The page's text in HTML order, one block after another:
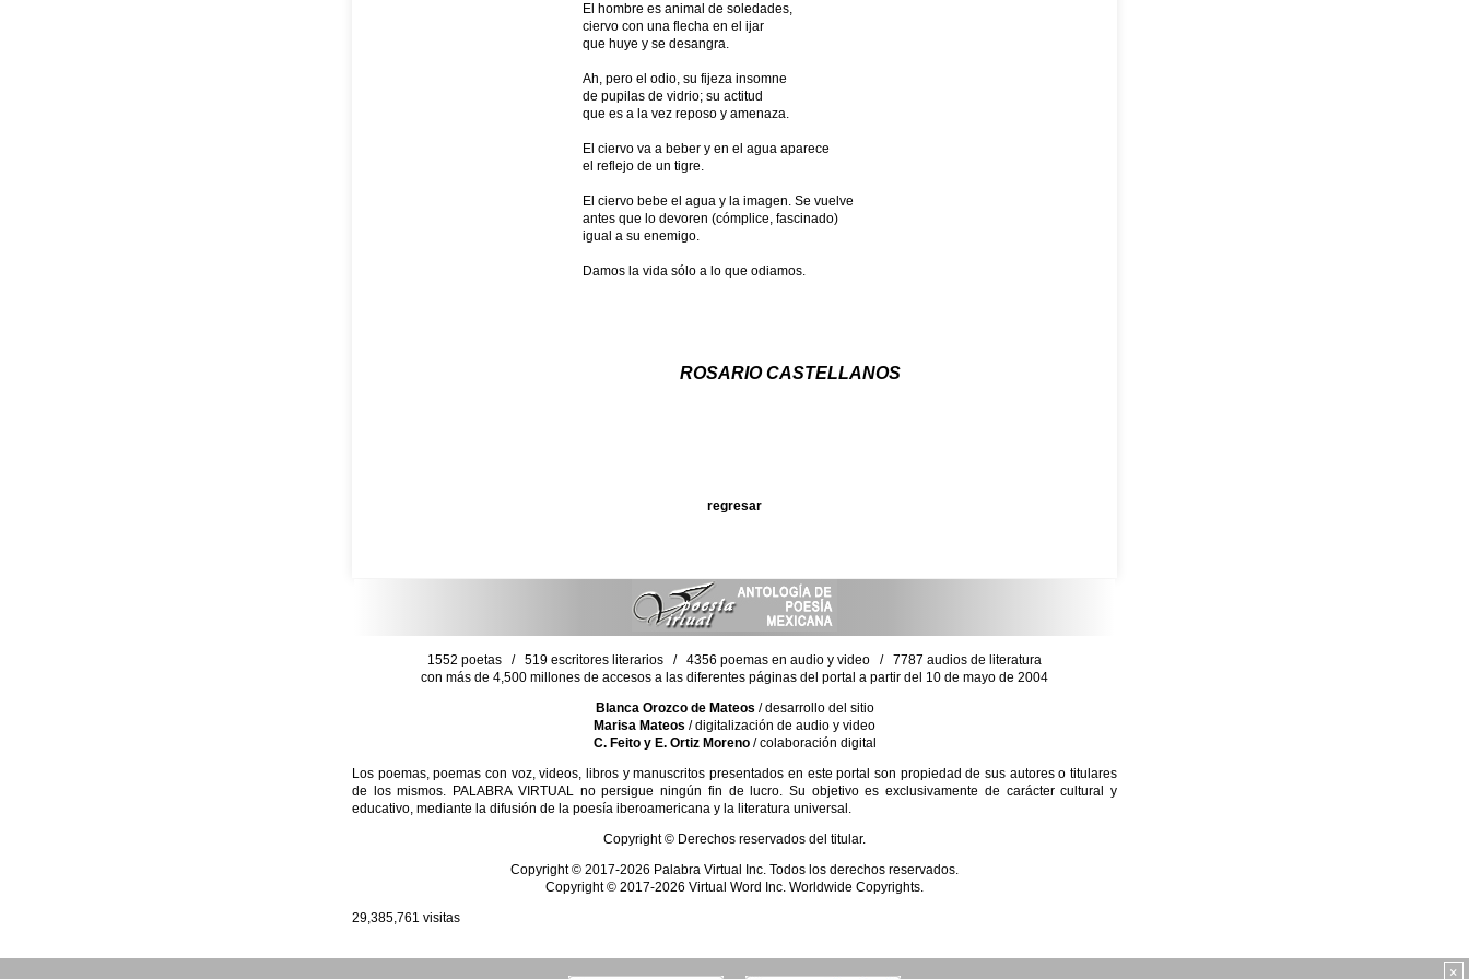
El hombre es animal de soledades,
ciervo con una flecha en el ijar
que huye y se desangra.
Ah, pero el odio, su fijeza insomne
de pupilas de vidrio; su actitud
que es a la vez reposo y amenaza.
El ciervo va a beber y en el agua aparece
el reflejo de un tigre.
El ciervo bebe el agua y la imagen. Se vuelve
antes que lo devoren (cómplice, fascinado)
igual a su enemigo.
Damos la vida sólo a lo que odiamos.
ROSARIO CASTELLANOS
regresar
×
1552 poetas / 519 escritores literarios / 4356 poemas en audio y video / 7787 audios de literatura
con más de 4,500 millones de accesos a las diferentes páginas del portal a partir del 10 de mayo de 2004
Blanca Orozco de Mateos / desarrollo del sitio
Marisa Mateos / digitalización de audio y video
C. Feito y E. Ortiz Moreno/ colaboración digital
Los poemas, poemas con voz, videos, libros y manuscritos presentados en este portal son propiedad de sus autores o titulares
de los mismos. PALABRA VIRTUAL no persigue ningún fin de lucro. Su objetivo es exclusivamente de carácter cultural y
educativo, mediante la difusión de la poesía iberoamericana y la literatura universal.
Copyright © Derechos reservados del titular.
Copyright © 2017-2026 Palabra Virtual Inc. Todos los derechos reservados.
Copyright © 2017-2026 Virtual Word Inc. Worldwide Copyrights.
29,385,761 visitas